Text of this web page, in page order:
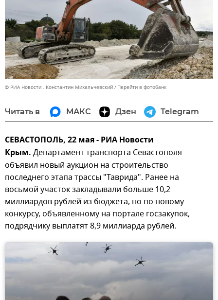
© РИА Новости . Константин Михальчевский Перейти в фотобанк
Читать в МАКС Дзен Telegram
СЕВАСТОПОЛЬ, 22 мая - РИА Новости
Крым. Департамент транспорта Севастополя
объявил новый аукцион на строительство
последнего этапа трассы "Таврида". Ранее на
восьмой участок закладывали больше 10,2
миллиардов рублей из бюджета, но по новому
конкурсу, объявленному на портале госзакупок,
подрядчику выплатят 8,9 миллиарда рублей.